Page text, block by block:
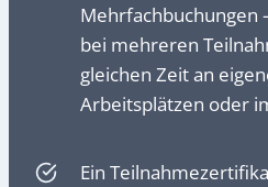
Mehrfachbuchungen
bei mehreren
gleichen Zeit an
Arbeitsplätzen oder
Ein